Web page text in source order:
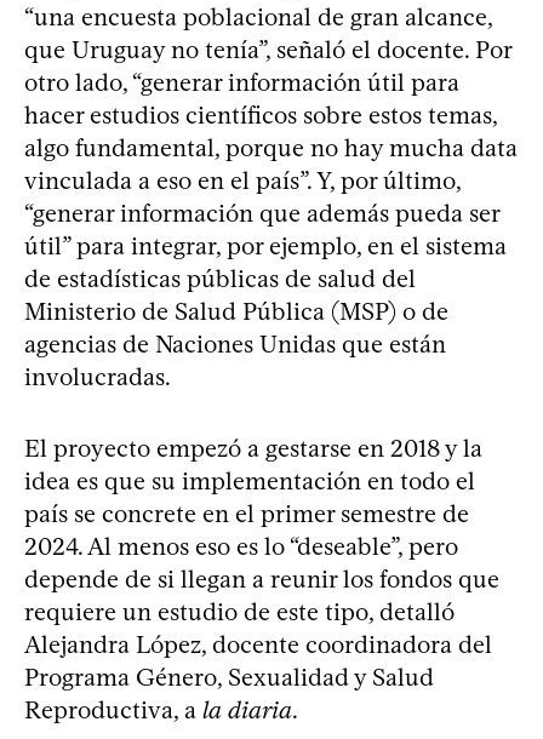
“una encuesta poblacional de gran alcance,
que Uruguay no tenía”, señaló el docente. Por
otro lado, “generar información útil para
hacer estudios científicos sobre estos temas,
algo fundamental, porque no hay mucha data
vinculada a eso en el país”. Y, por último,
“generar información que además pueda ser
útil” para integrar, por ejemplo, en el sistema
de estadísticas públicas de salud del
Ministerio de Salud Pública (MSP) o de
agencias de Naciones Unidas que están
involucradas.
El proyecto empezó a gestarse en 2018 y la
idea es que su implementación en todo el
país se concrete en el primer semestre de
2024. Al menos eso es lo “deseable”, pero
depende de si llegan a reunir los fondos que
requiere un estudio de este tipo, detalló
Alejandra López, docente coordinadora del
Programa Género, Sexualidad y Salud
Reproductiva, a la diaria.